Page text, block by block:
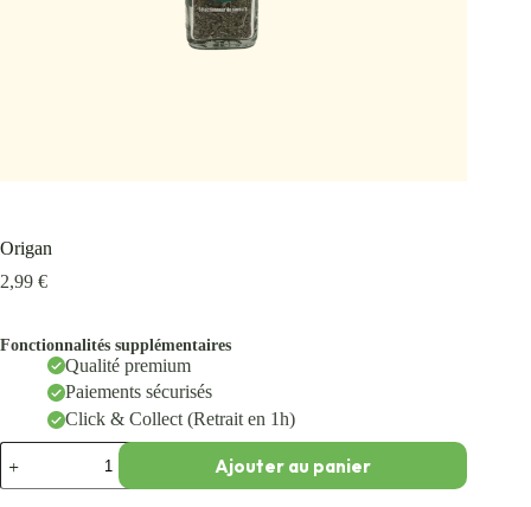
Origan
2,99 €
Fonctionnalités supplémentaires
Qualité premium
Paiements sécurisés
Click & Collect (Retrait en 1h)
Ajouter au panier